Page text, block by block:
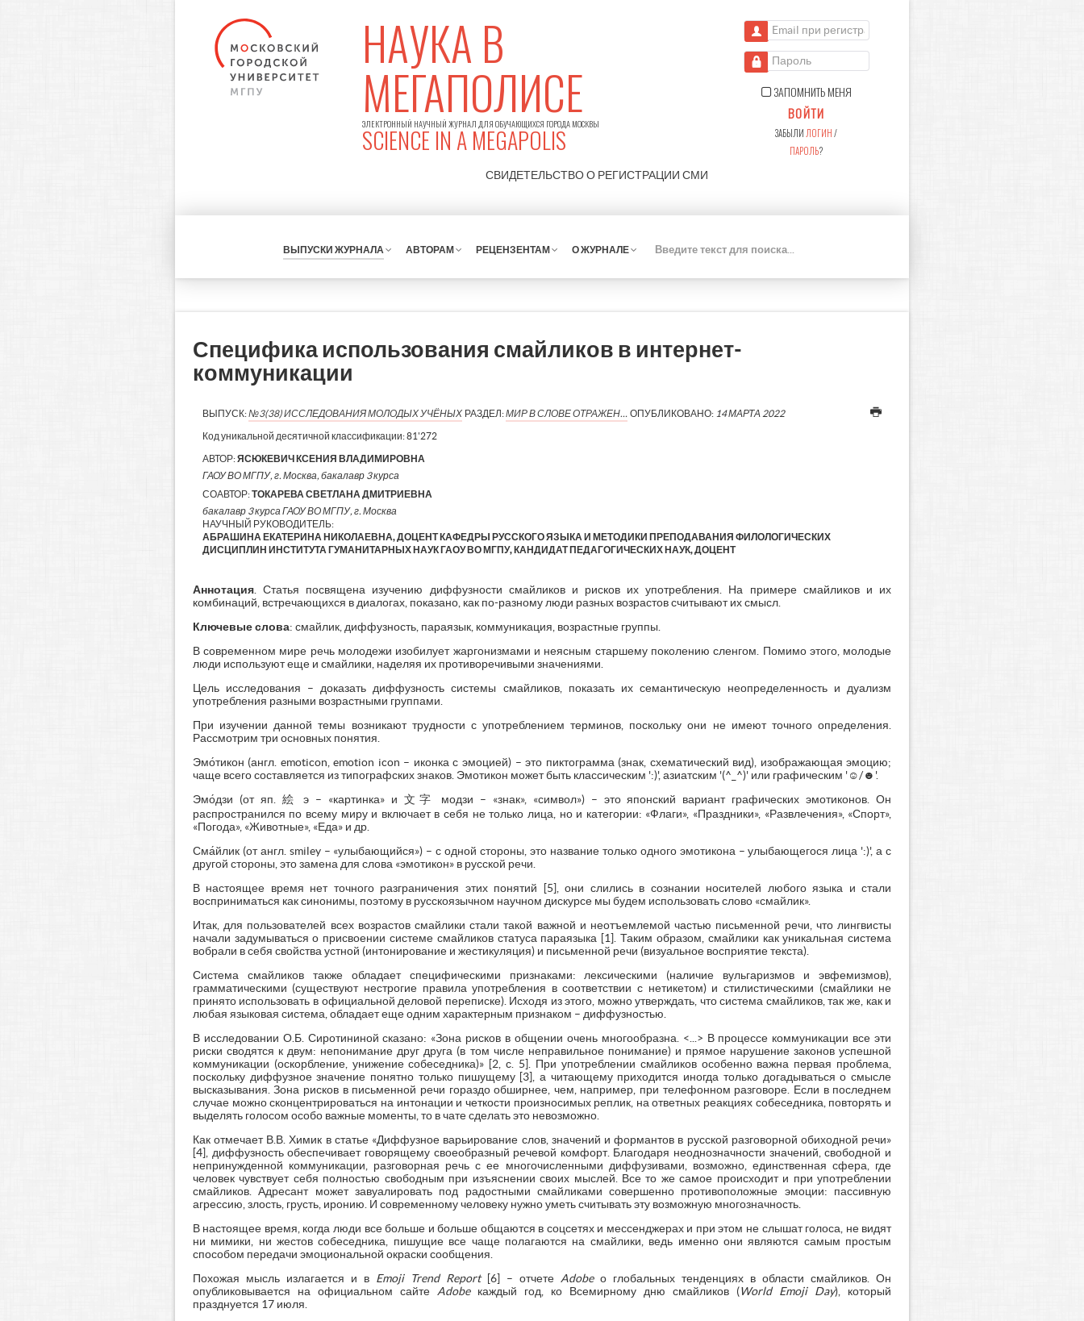
НАУКА В
МЕГАПОЛИСЕ
ЭЛЕКТРОННЫЙ НАУЧНЫЙ ЖУРНАЛ ДЛЯ ОБУЧАЮЩИХСЯ ГОРОДА МОСКВЫ
SCIENCE IN A MEGAPOLIS
СВИДЕТЕЛЬСТВО О РЕГИСТРАЦИИ СМИ
Email при регистрации
Пароль
ЗАПОМНИТЬ МЕНЯ
ВОЙТИ
ЗАБЫЛИ ЛОГИН/
ПАРОЛЬ?
ВЫПУСКИ ЖУРНАЛА АВТОРАМ РЕЦЕНЗЕНТАМ О ЖУРНАЛЕ
К
Специфика использования смайликов в интернет-
коммуникации
ВЫПУСК:№3(38) ИССЛЕДОВАНИЯ МОЛОДЫХ УЧЁНЫХ РАЗДЕЛ:МИР В СЛОВЕ ОТРАЖЕН… ОПУБЛИКОВАНО: 14 МАРТА 2022
Код уникальной десятичной классификации:81'272
АВТОР:ЯСЮКЕВИЧ КСЕНИЯ ВЛАДИМИРОВНА
ГАОУ ВО МГПУ, г. Москва, бакалавр 3 курса
СОАВТОР:ТОКАРЕВА СВЕТЛАНА ДМИТРИЕВНА
бакалавр 3 курса ГАОУ ВО МГПУ, г. Москва
НАУЧНЫЙ РУКОВОДИТЕЛЬ:
АБРАШИНА ЕКАТЕРИНА НИКОЛАЕВНА, ДОЦЕНТ КАФЕДРЫ РУССКОГО ЯЗЫКА И МЕТОДИКИ ПРЕПОДАВАНИЯ ФИЛОЛОГИЧЕСКИХ
ДИСЦИПЛИН ИНСТИТУТА ГУМАНИТАРНЫХ НАУК ГАОУ ВО МГПУ, КАНДИДАТ ПЕДАГОГИЧЕСКИХ НАУК, ДОЦЕНТ
Аннотация. Статья посвящена изучению диффузности смайликов и рисков их употребления. На примере смайликов и их
комбинаций, встречающихся в диалогах, показано, как по-разному люди разных возрастов считывают их смысл.
Ключевые слова: смайлик, диффузность, параязык, коммуникация, возрастные группы.
В современном мире речь молодежи изобилует жаргонизмами и неясным старшему поколению сленгом. Помимо этого, молодые
люди используют еще и смайлики, наделяя их противоречивыми значениями.
Цель исследования – доказать диффузность системы смайликов, показать их семантическую неопределенность и дуализм
употребления разными возрастными группами.
При изучении данной темы возникают трудности с употреблением терминов, поскольку они не имеют точного определения.
Рассмотрим три основных понятия.
Эмо́тикон (англ. emoticon, emotion icon – иконка с эмоцией) – это пиктограмма (знак, схематический вид), изображающая эмоцию;
чаще всего составляется из типографских знаков. Эмотикон может быть классическим ':)', азиатским '(^_^)' или графическим '☺/☻'.
Эмо́дзи (от яп. 絵 э – «картинка» и 文字 модзи – «знак», «символ») – это японский вариант графических эмотиконов. Он
распространился по всему миру и включает в себя не только лица, но и категории: «Флаги», «Праздники», «Развлечения», «Спорт»,
«Погода», «Животные», «Еда» и др.
Сма́йлик (от англ. smiley – «улыбающийся») – с одной стороны, это название только одного эмотикона – улыбающегося лица ':)', а с
другой стороны, это замена для слова «эмотикон» в русской речи.
В настоящее время нет точного разграничения этих понятий [5], они слились в сознании носителей любого языка и стали
восприниматься как синонимы, поэтому в русскоязычном научном дискурсе мы будем использовать слово «смайлик».
Итак, для пользователей всех возрастов смайлики стали такой важной и неотъемлемой частью письменной речи, что лингвисты
начали задумываться о присвоении системе смайликов статуса параязыка [1]. Таким образом, смайлики как уникальная система
вобрали в себя свойства устной (интонирование и жестикуляция) и письменной речи (визуальное восприятие текста).
Система смайликов также обладает специфическими признаками: лексическими (наличие вульгаризмов и эвфемизмов),
грамматическими (существуют нестрогие правила употребления в соответствии с нетикетом) и стилистическими (смайлики не
принято использовать в официальной деловой переписке). Исходя из этого, можно утверждать, что система смайликов, так же, как и
любая языковая система, обладает еще одним характерным признаком – диффузностью.
В исследовании О.Б. Сиротининой сказано: «Зона рисков в общении очень многообразна. <...> В процессе коммуникации все эти
риски сводятся к двум: непонимание друг друга (в том числе неправильное понимание) и прямое нарушение законов успешной
коммуникации (оскорбление, унижение собеседника)» [2, с. 5]. При употреблении смайликов особенно важна первая проблема,
поскольку диффузное значение понятно только пишущему [3], а читающему приходится иногда только догадываться о смысле
высказывания. Зона рисков в письменной речи гораздо обширнее, чем, например, при телефонном разговоре. Если в последнем
случае можно сконцентрироваться на интонации и четкости произносимых реплик, на ответных реакциях собеседника, повторять и
выделять голосом особо важные моменты, то в чате сделать это невозможно.
Как отмечает В.В. Химик в статье «Диффузное варьирование слов, значений и формантов в русской разговорной обиходной речи»
[4], диффузность обеспечивает говорящему своеобразный речевой комфорт. Благодаря неоднозначности значений, свободной и
непринужденной коммуникации, разговорная речь с ее многочисленными диффузивами, возможно, единственная сфера, где
человек чувствует себя полностью свободным при изъяснении своих мыслей. Все то же самое происходит и при употреблении
смайликов. Адресант может завуалировать под радостными смайликами совершенно противоположные эмоции: пассивную
агрессию, злость, грусть, иронию. И современному человеку нужно уметь считывать эту возможную многозначность.
В настоящее время, когда люди все больше и больше общаются в соцсетях и мессенджерах и при этом не слышат голоса, не видят
ни мимики, ни жестов собеседника, пишущие все чаще полагаются на смайлики, ведь именно они являются самым простым
способом передачи эмоциональной окраски сообщения.
Похожая мысль излагается и в Emoji Trend Report[6] – отчете Adobeо глобальных тенденциях в области смайликов. Он
опубликовывается на официальном сайте Adobeкаждый год, ко Всемирному дню смайликов (World Emoji Day), который
празднуется 17 июля.